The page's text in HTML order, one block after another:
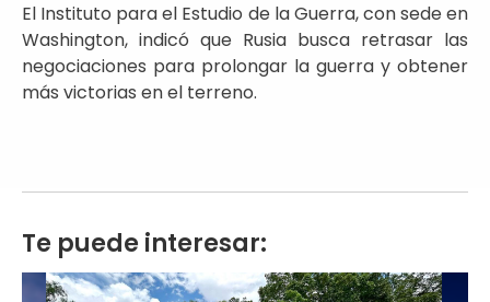
El Instituto para el Estudio de la Guerra, con sede en
Washington, indicó que Rusia busca retrasar las
negociaciones para prolongar la guerra y obtener
más victorias en el terreno.
Te puede interesar: